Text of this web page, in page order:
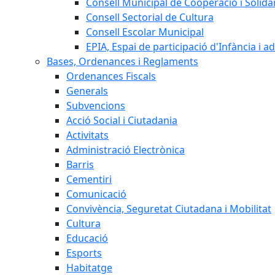
Consell Sectorial de Cultura
Consell Escolar Municipal
EPIA, Espai de participació d'Infància i
Bases, Ordenances i Reglaments
Ordenances Fiscals
Generals
Subvencions
Acció Social i Ciutadania
Activitats
Administració Electrònica
Barris
Cementiri
Comunicació
Convivència, Seguretat Ciutadana i Mobilitat
Cultura
Educació
Esports
Habitatge